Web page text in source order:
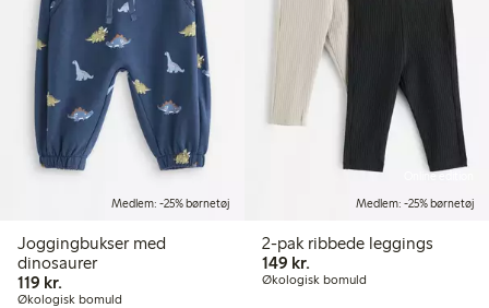
Medlem: -25% børnetøj
Joggingbukser med
dinosaurer
119 kr.
Økologisk bomuld
Online edition
Medlem: -25% børnetøj
2-pak ribbede leggings
149 kr.149,00 kr.
Økologisk bomuld